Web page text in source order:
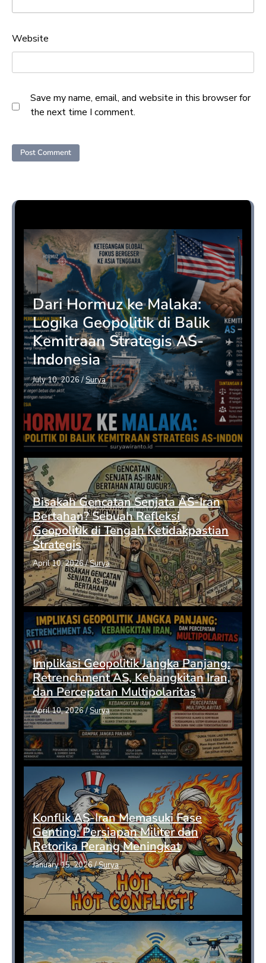
Website
Save my name, email, and website in this browser for
the next time I comment.
Dari Hormuz ke Malaka:
Logika Geopolitik di Balik
Kemitraan Strategis AS-
Indonesia
July 10, 2026/Surya
Bisakah Gencatan Senjata AS-Iran
Bertahan? Sebuah Refleksi
Geopolitik di Tengah Ketidakpastian
Strategis
April 10, 2026/Surya
Implikasi Geopolitik Jangka Panjang:
Retrenchment AS, Kebangkitan Iran,
dan Percepatan Multipolaritas
April 10, 2026/Surya
Konflik AS-Iran Memasuki Fase
Genting: Persiapan Militer dan
Retorika Perang Meningkat
January 15, 2026/Surya